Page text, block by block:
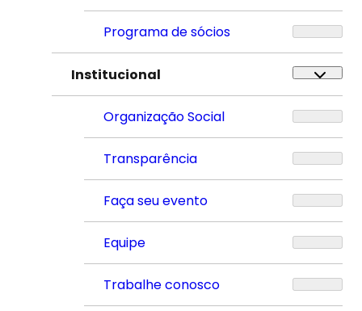
Programa de sócios
Institucional
Organização Social
Transparência
Faça seu evento
Equipe
Trabalhe conosco